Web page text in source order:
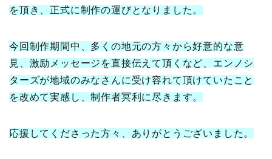
を頂き、正式に制作の運びとなりました。
今回制作期間中、多くの地元の方々から好意的な意
見、激励メッセージを直接伝えて頂くなど、エンノシ
ターズが地域のみなさんに受け容れて頂けていたこと
を改めて実感し、制作者冥利に尽きます。
応援してくださった方々、ありがとうございました。